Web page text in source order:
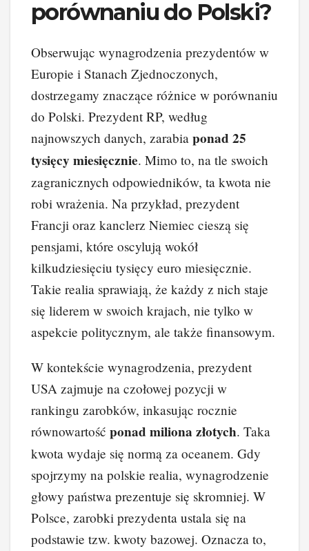
porównaniu do Polski?
Obserwując wynagrodzenia prezydentów w
Europie i Stanach Zjednoczonych,
dostrzegamy znaczące różnice w porównaniu
do Polski. Prezydent RP, według
najnowszych danych, zarabia ponad 25
tysięcy miesięcznie. Mimo to, na tle swoich
zagranicznych odpowiedników, ta kwota nie
robi wrażenia. Na przykład, prezydent
Francji oraz kanclerz Niemiec cieszą się
pensjami, które oscylują wokół
kilkudziesięciu tysięcy euro miesięcznie.
Takie realia sprawiają, że każdy z nich staje
się liderem w swoich krajach, nie tylko w
aspekcie politycznym, ale także finansowym.
W kontekście wynagrodzenia, prezydent
USA zajmuje na czołowej pozycji w
rankingu zarobków, inkasując rocznie
równowartość ponad miliona złotych. Taka
kwota wydaje się normą za oceanem. Gdy
spojrzymy na polskie realia, wynagrodzenie
głowy państwa prezentuje się skromniej. W
Polsce, zarobki prezydenta ustala się na
podstawie tzw. kwoty bazowej. Oznacza to,